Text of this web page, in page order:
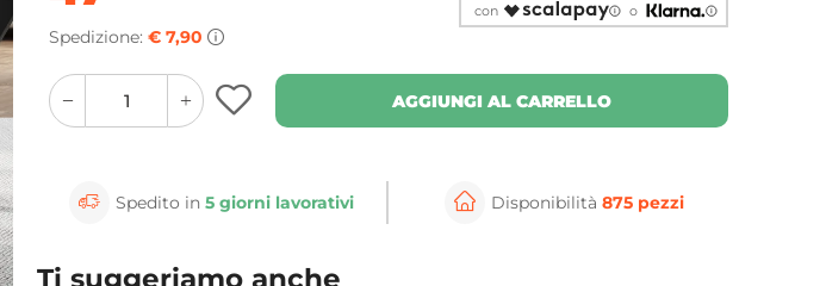
Spedizione: € 7,90
con
o
quantity
button
quantity
minus
button
AGGIUNGI AL CARRELLO
Spedito in5 giorni lavorativi Disponibilità 875 pezzi
Ti suggeriamo anche